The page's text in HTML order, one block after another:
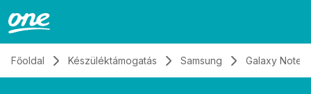
Főoldal Készüléktámogatás Samsung Galaxy Note8